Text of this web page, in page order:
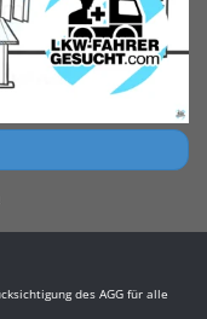
des AGG für alle